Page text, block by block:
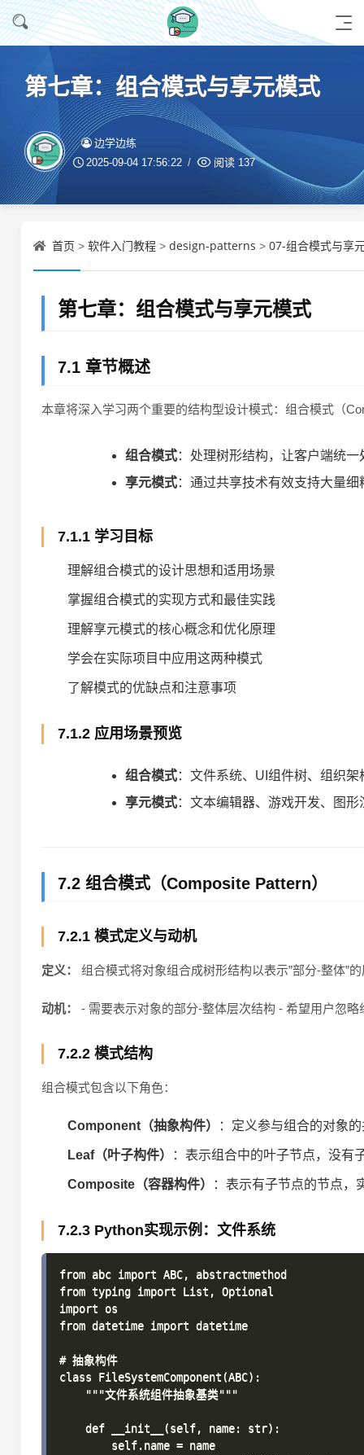
第七章：组合模式与享元模式
边学边练
2025-09-04 17:56:22 阅读 137
首页 > 软件入门教程 > design-patterns > 07-组合模式与享
第七章：组合模式与享元模式
7.1 章节概述
本章将深入学习两个重要的结构型设计模式：组合模式（
组合模式：处理树形结构，让客户端统
享元模式：通过共享技术有效支持大量
7.1.1 学习目标
理解组合模式的设计思想和适用场景
掌握组合模式的实现方式和最佳实践
理解享元模式的核心概念和优化原理
学会在实际项目中应用这两种模式
了解模式的优缺点和注意事项
7.1.2 应用场景预览
组合模式：文件系统、UI组件树、组织
享元模式：文本编辑器、游戏开发、图
7.2 组合模式（Composite Pattern）
7.2.1 模式定义与动机
定义： 组合模式将对象组合成树形结构以表示”部分-整体”
动机： - 需要表示对象的部分-整体层次结构 - 希望用户忽
7.2.2 模式结构
组合模式包含以下角色：
Component（抽象构件） ：定义参与组合的对象
Leaf（叶子构件） ：表示组合中的叶子节点，没有
Composite（容器构件） ：表示有子节点的节点，
7.2.3 Python实现示例：文件系统
from abc import ABC, abstractmethod
from typing import List, Optional
import os
from datetime import datetime
# 抽象构件
class FileSystemComponent(ABC):
    """文件系统组件抽象基类"""
    def __init__(self, name: str):
        self.name = name